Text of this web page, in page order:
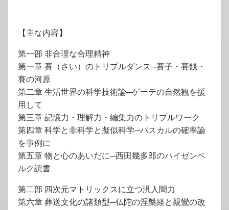
【主な内容】
第一部 非合理な合理精神
第一章 賽（さい）のトリプルダンス─賽子・賽銭・
賽の河原
第二章 生活世界の科学技術論─ゲーテの自然観を援
用して
第三章 記憶力・理解力・編集力のトリプルワーク
第四章 科学と非科学と擬似科学─パスカルの確率論
を事例に
第五章 物と心のあいだに─西田幾多郎のハイゼンベ
ルク読書
第二部 四次元マトリックスに立つ汎人間力
第六章 葬送文化の諸類型─仏陀の涅槃経と親鸞の改